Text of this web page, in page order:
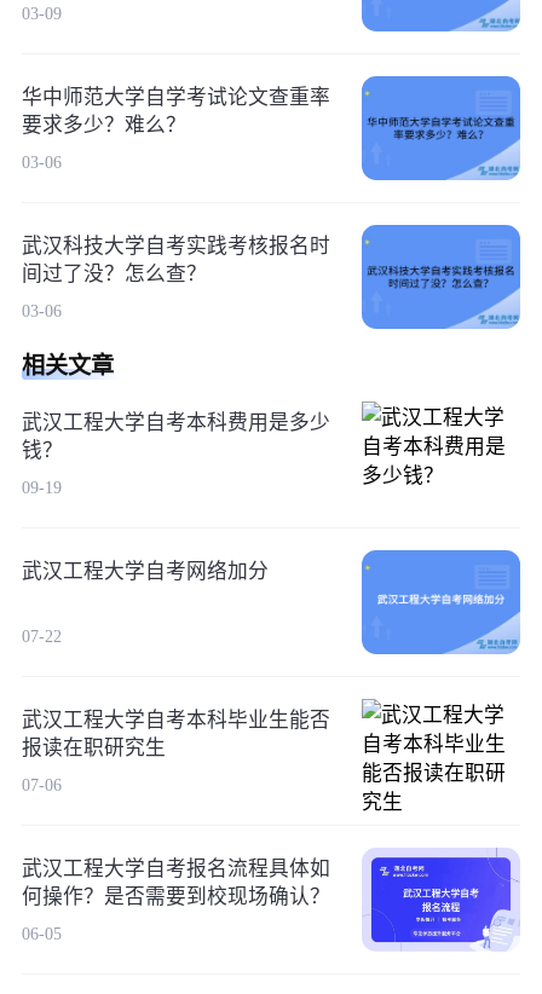
03-09
华中师范大学自学考试论文查重率
要求多少？难么？
03-06
武汉科技大学自考实践考核报名时
间过了没？怎么查？
03-06
相关文章
武汉工程大学自考本科费用是多少
钱？
09-19
武汉工程大学自考网络加分
07-22
武汉工程大学自考本科毕业生能否
报读在职研究生
07-06
武汉工程大学自考报名流程具体如
何操作？是否需要到校现场确认？
06-05